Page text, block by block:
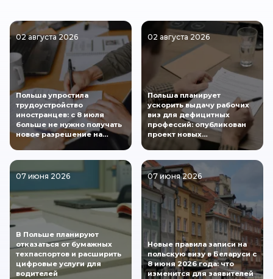
02 августа 2026
Польша упростила
трудоустройство
иностранцев: с 8 июля
больше не нужно получать
новое разрешение на…
02 августа 2026
Польша планирует
ускорить выдачу рабочих
виз для дефицитных
профессий: опубликован
проект новых…
07 июня 2026
В Польше планируют
отказаться от бумажных
техпаспортов и расширить
цифровые услуги для
водителей
07 июня 2026
Новые правила записи на
польскую визу в Беларуси с
8 июня 2026 года: что
изменится для заявителей